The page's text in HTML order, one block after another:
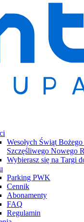
Wesołych Świąt
Szczęśliwego Nowego
Wybierasz się na Targi
Parking PWK
Cennik
Abonamenty
FAQ
Regulamin